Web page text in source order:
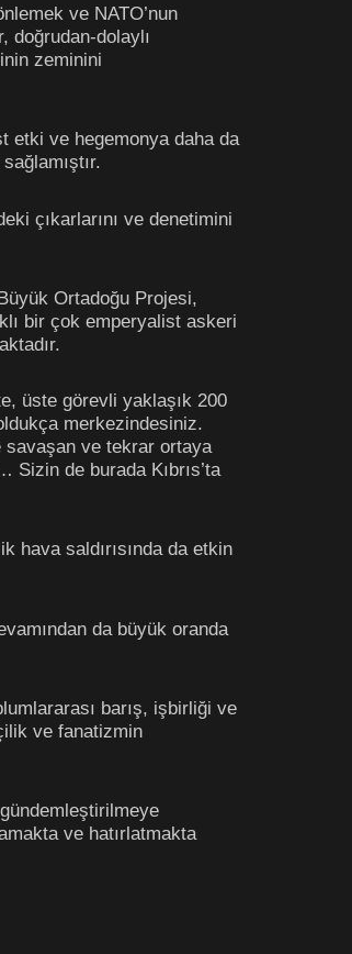
ve NATO’nun
doğrudan-dolaylı
zeminini
etki ve hegemonya daha da
çıkarlarını ve denetimini
Ortadoğu Projesi,
bir çok emperyalist askeri
üste görevli yaklaşık 200
merkezindesiniz.
savaşan ve tekrar ortaya
Sizin de burada Kıbrıs’ta
hava saldırısında da etkin
da büyük oranda
barış, işbirliği ve
ve fanatizmin
ve hatırlatmakta